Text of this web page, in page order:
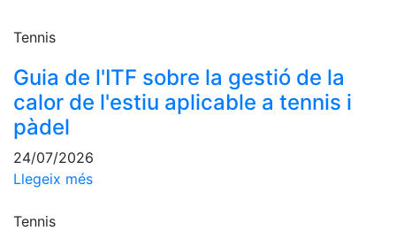
de Joc
Quadre
d'Honor
del
Campionat
Tennis
Guia de l'ITF sobre la gestió de la
calor de l'estiu aplicable a tennis i
pàdel
24/07/2026
Llegeix més
Tennis